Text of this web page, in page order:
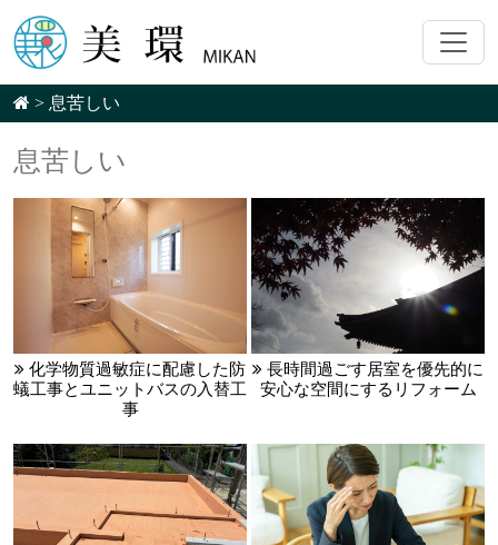
> 息苦しい
息苦しい
化学物質過敏症に配慮した防
蟻工事とユニットバスの入替工
事
長時間過ごす居室を優先的に
安心な空間にするリフォーム